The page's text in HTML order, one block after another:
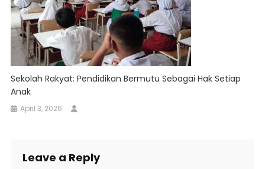
Sekolah Rakyat: Pendidikan Bermutu Sebagai Hak Setiap
Anak
April 3, 2026
Leave a Reply